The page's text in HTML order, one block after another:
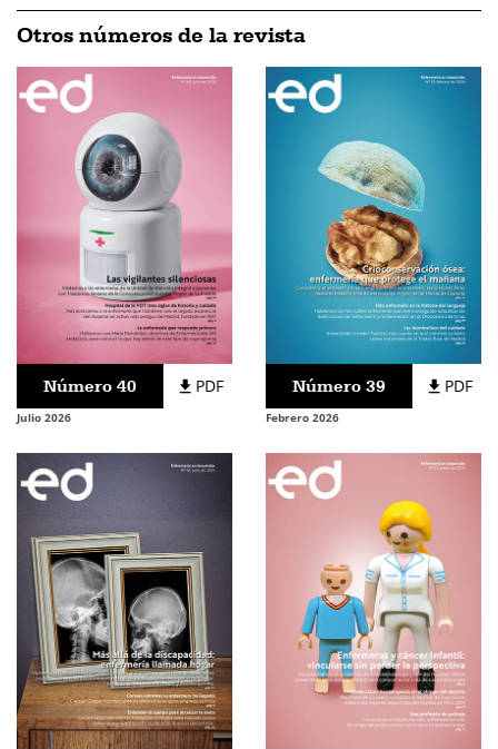
Otros números de la revista
Número 40 PDF
Julio 2026
Número 39 PDF
Febrero 2026